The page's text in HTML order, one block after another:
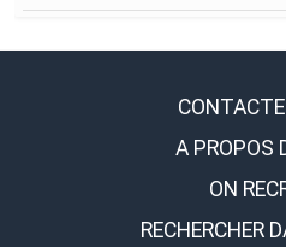
A PROPOS
ON
RECHERCHER